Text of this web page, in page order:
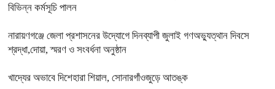
বিভিন্ন কর্মসূচি পালন
নারায়ণগঞ্জে জেলা প্রশাসনের উদ্যোগে দিনব্যাপী জুলাই গণঅভ্যুত্থান দিবসে
শ্রদ্ধা,দোয়া, স্মরণ ও সংবর্ধনা অনুষ্ঠান
খাদ্যের অভাবে দিশেহারা শিয়াল, সোনারগাঁওজুড়ে আতঙ্ক